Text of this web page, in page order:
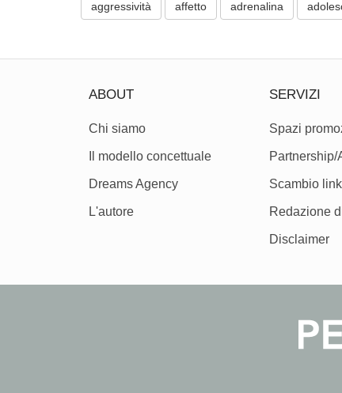
aggressività affetto adrenalina
ABOUT
Chi siamo
Il modello concettuale
Dreams Agency
L'autore
SERVIZI
Spazi
Partnership/
Scambio link
Redazione
Disclaimer